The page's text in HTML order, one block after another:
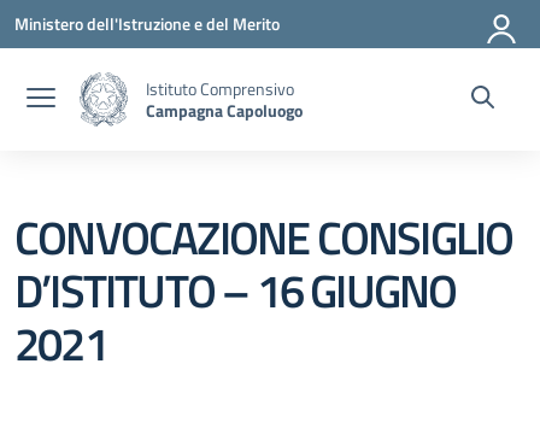
Vai ai contenuti
Vai al menu di navigazione
Vai al footer
Ministero dell'Istruzione e del Merito
Istituto Comprensivo
Campagna Capoluogo
CONVOCAZIONE CONSIGLIO
D’ISTITUTO – 16 GIUGNO
2021